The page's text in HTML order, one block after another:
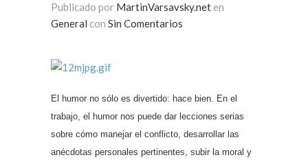
Publicado por MartinVarsavsky.net en
General con Sin Comentarios
El humor no sólo es divertido: hace bien. En el
trabajo, el humor nos puede dar lecciones serias
sobre cómo manejar el conflicto, desarrollar las
anécdotas personales pertinentes, subir la moral y